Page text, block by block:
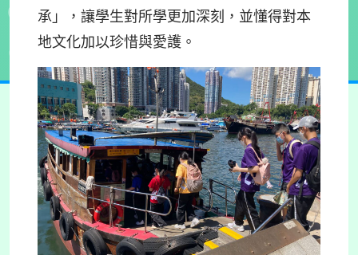
承」，讓學生對所學更加深刻，並懂得對本
地文化加以珍惜與愛護。